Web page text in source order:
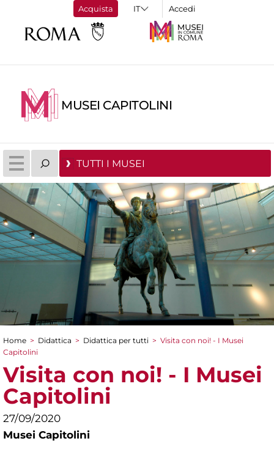
Acquista Accedi
MUSEI CAPITOLINI
TUTTI I MUSEI
Tu sei qui
Home > Didattica > Didattica per tutti > Visita con noi! - I Musei
Capitolini
Visita con noi! - I Musei
Capitolini
27/09/2020
Musei Capitolini